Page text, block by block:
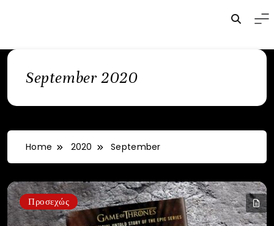
September 2020
Home 2020 September
Προσεχώς